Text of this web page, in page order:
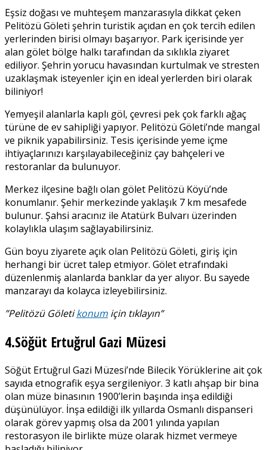
Eşsiz doğası ve muhteşem manzarasıyla dikkat çeken
Pelitözü Göleti şehrin turistik açıdan en çok tercih edilen
yerlerinden birisi olmayı başarıyor. Park içerisinde yer
alan gölet bölge halkı tarafından da sıklıkla ziyaret
ediliyor. Şehrin yorucu havasından kurtulmak ve stresten
uzaklaşmak isteyenler için en ideal yerlerden biri olarak
biliniyor!
Yemyeşil alanlarla kaplı göl, çevresi pek çok farklı ağaç
türüne de ev sahipliği yapıyor. Pelitözü Göleti’nde mangal
ve piknik yapabilirsiniz. Tesis içerisinde yeme içme
ihtiyaçlarınızı karşılayabileceğiniz çay bahçeleri ve
restoranlar da bulunuyor.
Merkez ilçesine bağlı olan gölet Pelitözü Köyü’nde
konumlanır. Şehir merkezinde yaklaşık 7 km mesafede
bulunur. Şahsi aracınız ile Atatürk Bulvarı üzerinden
kolaylıkla ulaşım sağlayabilirsiniz.
Gün boyu ziyarete açık olan Pelitözü Göleti, giriş için
herhangi bir ücret talep etmiyor. Gölet etrafındaki
düzenlenmiş alanlarda banklar da yer alıyor. Bu sayede
manzarayı da kolayca izleyebilirsiniz.
”Pelitözü Göletikonum için tıklayın”
4.Söğüt Ertuğrul Gazi Müzesi
Söğüt Ertuğrul Gazi Müzesi’nde Bilecik Yörüklerine ait çok
sayıda etnografik eşya sergileniyor. 3 katlı ahşap bir bina
olan müze binasının 1900’lerin başında inşa edildiği
düşünülüyor. İnşa edildiği ilk yıllarda Osmanlı dispanseri
olarak görev yapmış olsa da 2001 yılında yapılan
restorasyon ile birlikte müze olarak hizmet vermeye